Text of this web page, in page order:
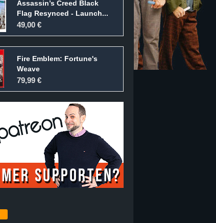
Assassin’s Creed Black
Flag Resynced - Launch...
49,00 €
Fire Emblem: Fortune's
Weave
79,99 €